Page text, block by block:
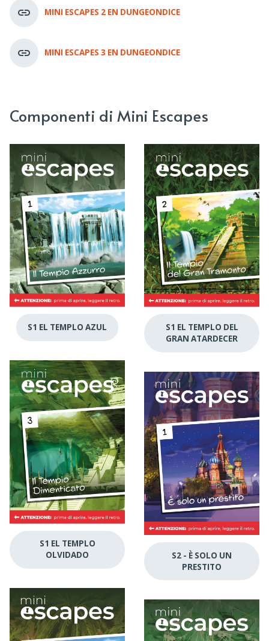
MINI ESCAPES 2 EN DUNGEONDICE
MINI ESCAPES 3 EN DUNGEONDICE
Componenti di Mini Escapes
S1 EL TEMPLO AZUL
S1 EL TEMPLO DEL
GRAN ATARDECER
S1 EL TEMPLO
OLVIDADO
S2 - È SOLO UN
PRESTITO